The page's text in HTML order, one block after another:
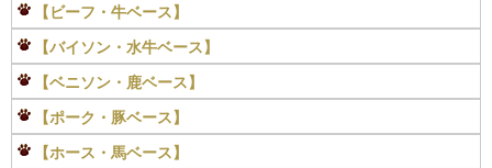
【ビーフ・牛ベース】
【バイソン・水牛ベース】
【ベニソン・鹿ベース】
【ポーク・豚ベース】
【ホース・馬ベース】